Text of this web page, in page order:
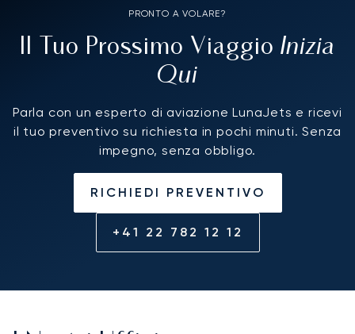
PRONTO A VOLARE?
Il Tuo Prossimo Viaggio Inizia
Qui
Parla con un esperto di aviazione LunaJets e ricevi
il tuo preventivo su richiesta in pochi minuti. Senza
impegno, senza obbligo.
RICHIEDI PREVENTIVO
+41 22 782 12 12